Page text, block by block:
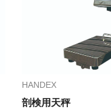
HANDEX
剖検用天秤